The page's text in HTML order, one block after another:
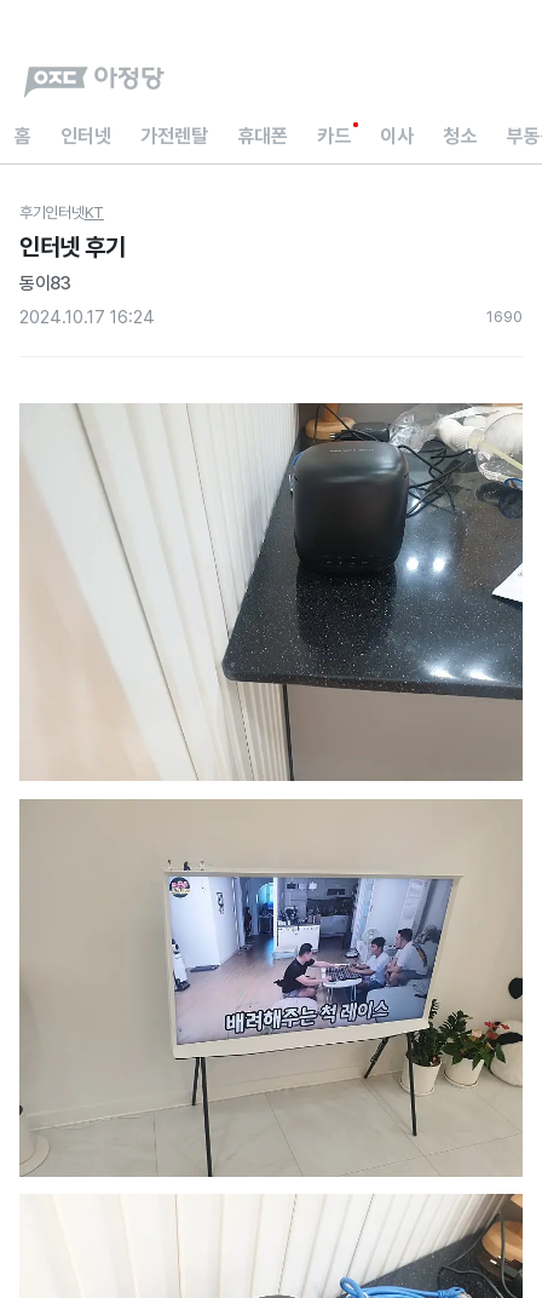
홈 인터넷 가전렌탈 휴대폰 카드 이사 청소 부
후기 인터넷KT
인터넷 후기
동이83
2024.10.17 16:24
1690